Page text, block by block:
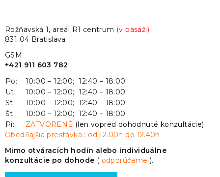
Rožňavská 1, areál R1 centrum (v pasáži)
831 04 Bratislava
GSM
+421 911 603 782
Po:
10:00 – 12:00; 12:40 – 18:00
Ut:
10:00 – 12:00; 12:40 – 18:00
St:
10:00 – 12:00; 12:40 – 18:00
Št:
10:00 – 12:00; 12:40 – 18:00
Pi:
ZATVORENÉ (len vopred dohodnuté konzultácie)
Obedňajšia prestávka : od 12.00h do 12.40h
Mimo otváracích hodín alebo individuálne
konzultácie po dohode ( odporúčame).